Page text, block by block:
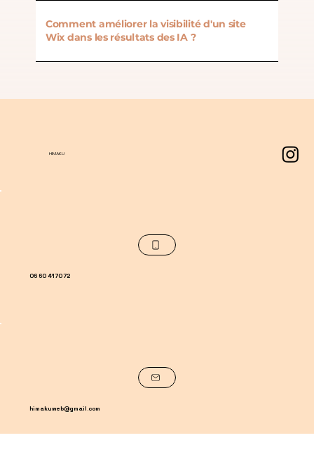
Comment améliorer la visibilité d'un site
Wix dans les résultats des IA ?
HIMAKU
06 60 41 70 72
himakuweb@gmail.com